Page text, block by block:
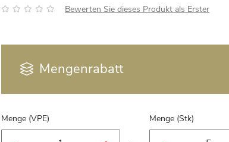
Bewertung: Bewerten Sie dieses Produkt als Erster
Mengenrabatt
Menge (VPE) Menge (Stk)